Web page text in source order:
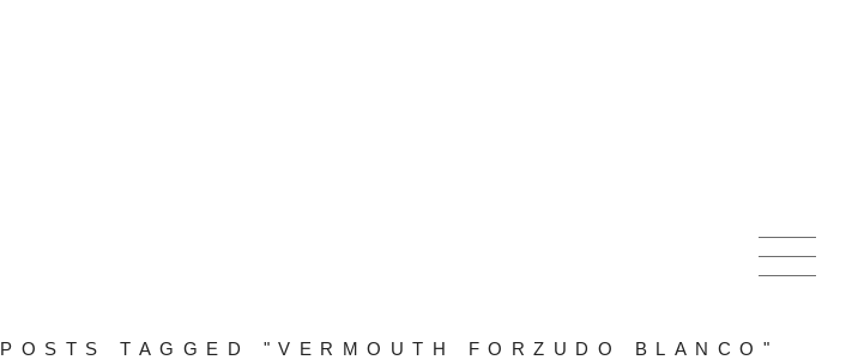
POSTS TAGGED "VERMOUTH FORZUDO BLANCO"